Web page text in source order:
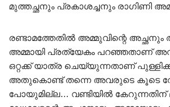
മുത്തച്ഛനും പ്രകാശച്ചനും രാഗിണി
രണ്ടാമത്തേതിൽ അമ്മുവിന്റെ അച്ഛനും
അമ്മായി പ്രത്യേകം പറഞ്ഞതാണ്
ഒറ്റക്ക് യാത്ര ചെയ്യുന്നതാണ്
അതുകൊണ്ട് തന്നെ അവരുടെ കൂടെ
പോയുമില്ല… വണ്ടിയിൽ കേറുന്നതിന്